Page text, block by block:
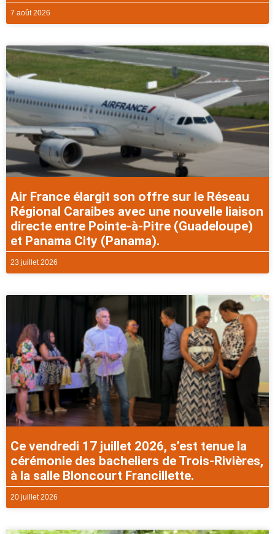
7 août 2026
Air France élargit son offre sur le Réseau
Régional Caraibes avec une nouvelle liaison
directe entre Pointe-à-Pitre (Guadeloupe)
et Panama City (Panama).
23 juillet 2026
Ce vendredi 17 juillet 2026, s’est tenue la
cérémonie des bacheliers de Trois-Rivières,
à la salle Bloncourt Francillette.
20 juillet 2026